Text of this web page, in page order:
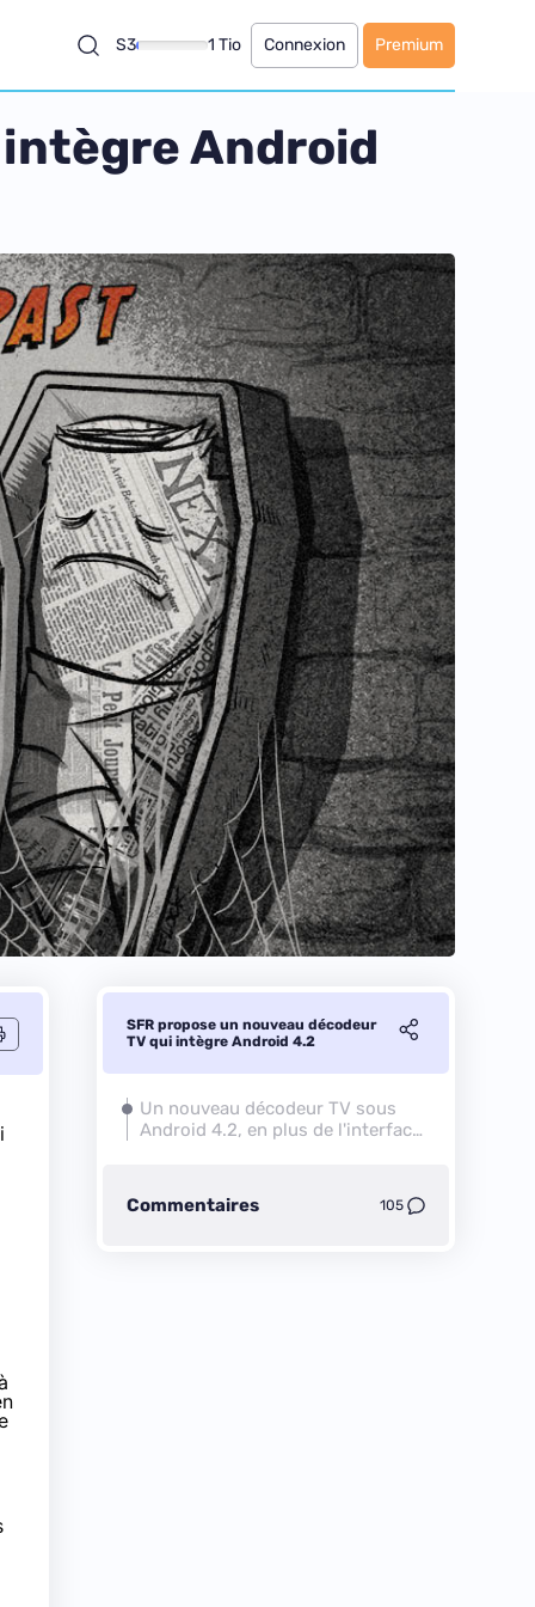
S3 1 Tio Connexion Premium
intègre Android
SFR propose un nouveau décodeur
TV qui intègre Android 4.2
Un nouveau décodeur TV sous
Android 4.2, en plus de l'interface
Commentaires 105